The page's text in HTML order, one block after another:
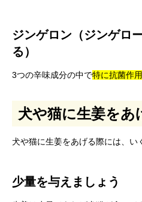
ジンゲロン（ジンゲロ
る）
3つの辛味成分の中で特に抗菌作
犬や猫に生姜をあ
犬や猫に生姜をあげる際には、い
少量を与えましょう